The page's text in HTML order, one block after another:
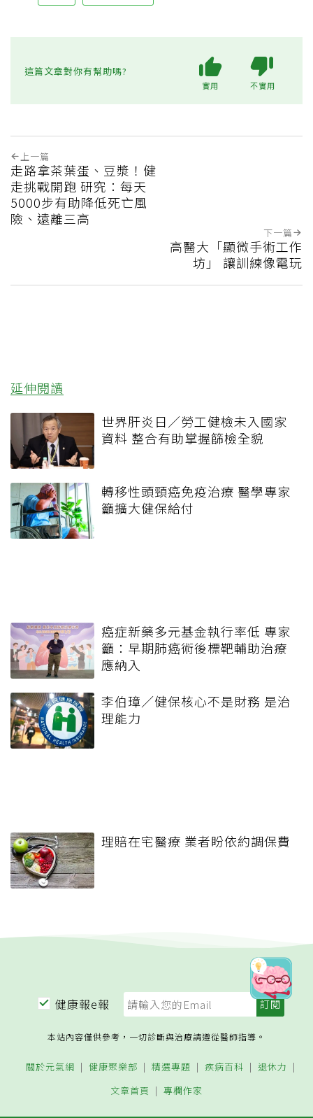
這篇文章對你有幫助嗎?
實用 不實用
上一篇
走路拿茶葉蛋、豆漿！健
走挑戰開跑 研究：每天
5000步有助降低死亡風
險、遠離三高
下一篇
高醫大「顯微手術工作
坊」 讓訓練像電玩
延伸閱讀
世界肝炎日／勞工健檢未入國家
資料 整合有助掌握篩檢全貌
轉移性頭頸癌免疫治療 醫學專家
籲擴大健保給付
癌症新藥多元基金執行率低 專家
籲：早期肺癌術後標靶輔助治療
應納入
李伯璋／健保核心不是財務 是治
理能力
理賠在宅醫療 業者盼依約調保費
健康報e報
本站內容僅供參考，一切診斷與治療請遵從醫師指導。
關於元氣網 健康聚樂部 精選專題 疾病百科
退休力
文章首頁
專欄作家